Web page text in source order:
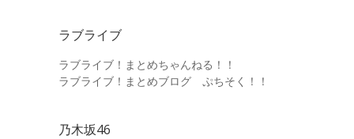
ラブライブ
ラブライブ！まとめちゃんねる！！
ラブライブ！まとめブログ ぷちそく！！
乃木坂46